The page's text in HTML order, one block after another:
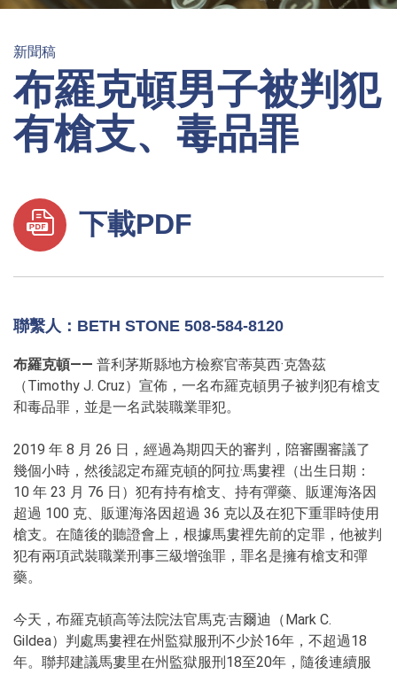
新聞稿
布羅克頓男子被判犯
有槍支、毒品罪
下載PDF
聯繫人：BETH STONE 508-584-8120
布羅克頓—— 普利茅斯縣地方檢察官蒂莫西·克魯茲
（Timothy J. Cruz）宣佈，一名布羅克頓男子被判犯有槍支
和毒品罪，並是一名武裝職業罪犯。
2019 年 8 月 26 日，經過為期四天的審判，陪審團審議了
幾個小時，然後認定布羅克頓的阿拉·馬婁裡（出生日期：
10 年 23 月 76 日）犯有持有槍支、持有彈藥、販運海洛因
超過 100 克、販運海洛因超過 36 克以及在犯下重罪時使用
槍支。在隨後的聽證會上，根據馬婁裡先前的定罪，他被判
犯有兩項武裝職業刑事三級增強罪，罪名是擁有槍支和彈
藥。
今天，布羅克頓高等法院法官馬克·吉爾迪（Mark C.
Gildea）判處馬婁裡在州監獄服刑不少於16年，不超過18
年。聯邦建議馬婁里在州監獄服刑18至20年，隨後連續服